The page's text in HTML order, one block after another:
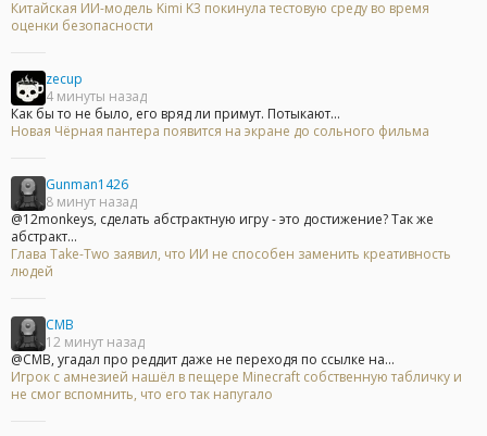
Китайская ИИ-модель Kimi K3 покинула тестовую среду во время
оценки безопасности
zecup
4 минуты назад
Как бы то не было, его вряд ли примут. Потыкают...
Новая Чёрная пантера появится на экране до сольного фильма
Gunman1426
8 минут назад
@12monkeys, сделать абстрактную игру - это достижение? Так же
абстракт...
Глава Take-Two заявил, что ИИ не способен заменить креативность
людей
CMB
12 минут назад
@CMB, угадал про реддит даже не переходя по ссылке на...
Игрок с амнезией нашёл в пещере Minecraft собственную табличку и
не смог вспомнить, что его так напугало